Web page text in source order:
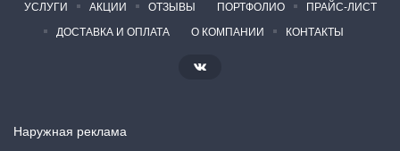
УСЛУГИ АКЦИИ ОТЗЫВЫ ПОРТФОЛИО
ПРАЙС-ЛИСТ
ДОСТАВКА И ОПЛАТА
О КОМПАНИИ КОНТАКТЫ
Наружная реклама